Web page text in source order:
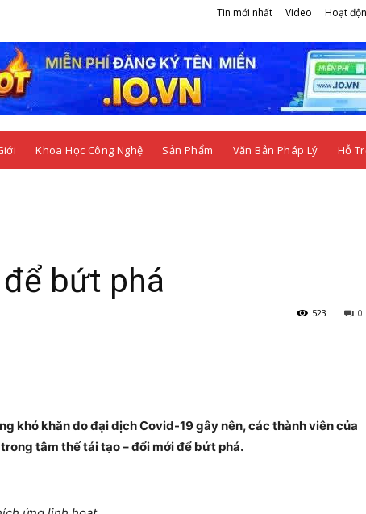
Tin mới nhất Video Hoạt
Khoa Học Công Nghệ Sản Phẩm Văn Bản Pháp Lý Hỗ
bứt phá
0
523
khó khăn do đại dịch Covid-19 gây nên, các thành viên của
tâm thế tái tạo – đổi mới để bứt phá.